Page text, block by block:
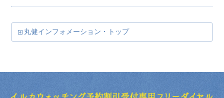
丸健インフォメーション・トップ